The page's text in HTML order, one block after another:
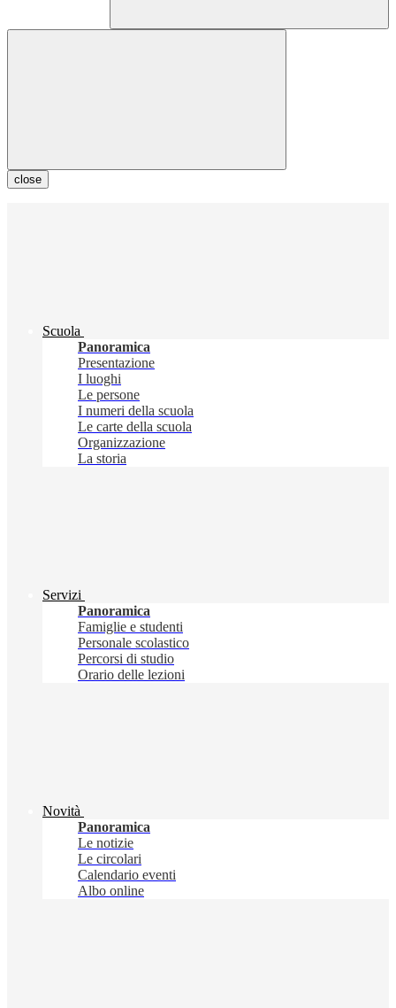
close
Scuola
Panoramica
Presentazione
I luoghi
Le persone
I numeri della scuola
Le carte della scuola
Organizzazione
La storia
Servizi
Panoramica
Famiglie e studenti
Personale scolastico
Percorsi di studio
Orario delle lezioni
Novità
Panoramica
Le notizie
Le circolari
Calendario eventi
Albo online